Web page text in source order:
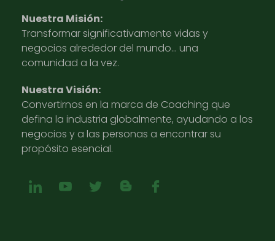
Nuestra Misión:
Transformar significativamente vidas y
negocios alrededor del mundo… una
comunidad a la vez.
Nuestra Visión:
Convertirnos en la marca de Coaching que
defina la industria globalmente, ayudando a los
negocios y a las personas a encontrar su
propósito esencial.